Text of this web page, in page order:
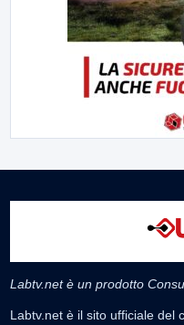
Labtv.net è un prodotto
Labtv.net è il sito ufficiale del